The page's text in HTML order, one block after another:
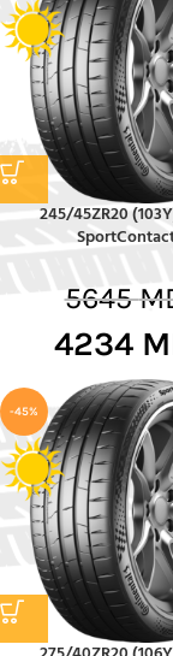
245/45ZR20
5645
4234
-45%